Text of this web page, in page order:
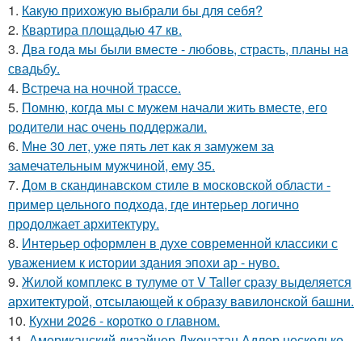
1. Какую прихожую выбрали бы для себя?
2. Квартира площадью 47 кв.
3. Два года мы были вместе - любовь, страсть, планы на
свадьбу.
4. Встреча на ночной трассе.
5. Помню, когда мы с мужем начали жить вместе, его
родители нас очень поддержали.
6. Мне 30 лет, уже пять лет как я замужем за
замечательным мужчиной, ему 35.
7. Дом в скандинавском стиле в московской области -
пример цельного подхода, где интерьер логично
продолжает архитектуру.
8. Интерьер оформлен в духе современной классики с
уважением к истории здания эпохи ар - нуво.
9. Жилой комплекс в тулуме от V Taller сразу выделяется
архитектурой, отсылающей к образу вавилонской башни.
10. Кухни 2026 - коротко о главном.